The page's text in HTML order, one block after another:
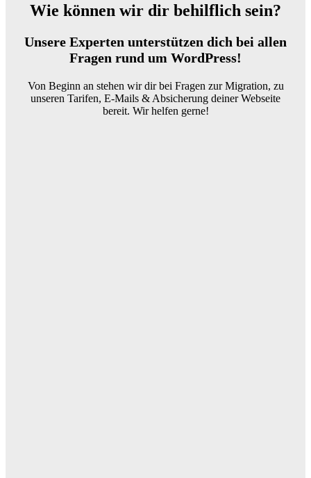
Wie können wir dir behilflich sein?
Unsere Experten unterstützen dich bei allen
Fragen rund um WordPress!
Von Beginn an stehen wir dir bei Fragen zur Migration, zu
unseren Tarifen, E-Mails & Absicherung deiner Webseite
bereit. Wir helfen gerne!